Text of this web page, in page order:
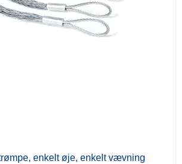
enkelt øje, enkelt vævning